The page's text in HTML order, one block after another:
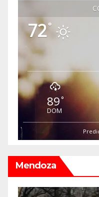
72°
89°
DOM
Mendoza